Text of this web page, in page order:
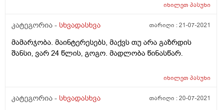
იხილეთპასუხი
კატეგორია - სხვადასხვა თარიღი :21-07-2021
მამარჯობა. მაინტერესებს, მაქვს თუ არა გაზრდის
შანსი, ვარ 24 წლის, გოგო. მადლობა წინასწარ.
იხილეთპასუხი
კატეგორია - სხვადასხვა თარიღი :20-07-2021